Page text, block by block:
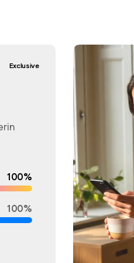
100%
100%
Exclusive